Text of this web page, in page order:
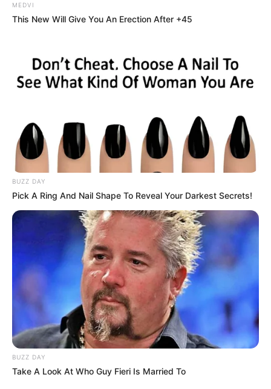
ดูดวง
มรรคผลพระโพธิสัตว์กวนอิม
สีมงคล
แจกตาราง สีมงคลตามราศี 2569 ประจำ
เดือนสิงหาคม โดย อ.รักษ์ เลขเด็ด
ดูดวงรายเดือน ดูเพิ่มเติม
เว็บไซต์นี้ใช้คุกกี้
เพื่อการนำเสนอเนื้อหาที่ดี รวมถึงการจัดการข้อมูลส่วนบุคคล เพื่อให้คุณได้รับ
ประสบการณ์ที่ดีบนบริการของเว็บไซต์เรา หากคุณใช้บริการเว็บไซต์นี้ต่อไปโดย
ไม่มีการปรับตั้งค่าใดๆนั้น แสดงว่าคุณยอมรับนโยบายคุกกี้และนโยบายส่วน
บุคคลของเรา
ยอมรับ เรียนรู้เพิ่มเติม
MEDVI
This New Will Give You An Erection After +45
BUZZ DAY
Pick A Ring And Nail Shape To Reveal Your Darkest Secrets!
BUZZ DAY
Take A Look At Who Guy Fieri Is Married To